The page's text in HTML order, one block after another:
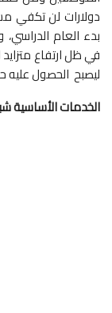
دولارات لن تكفي
بدء العام الدراسي،
في ظل ارتفاع
ليصبح الحصول عليه
الخدمات الأساسية